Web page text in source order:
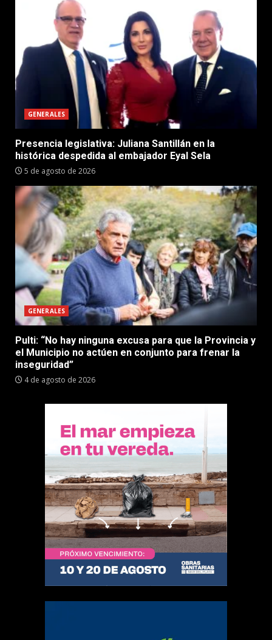
GENERALES
Presencia legislativa: Juliana Santillán en la
histórica despedida al embajador Eyal Sela
5 de agosto de 2026
GENERALES
Pulti: “No hay ninguna excusa para que la Provincia y
el Municipio no actúen en conjunto para frenar la
inseguridad”
4 de agosto de 2026